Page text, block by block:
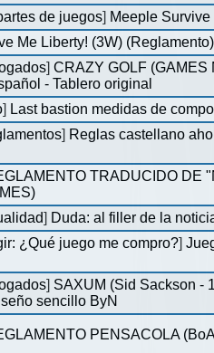
de juegos] Meeple
Me Liberty! (3W) (Reglamento)
]CRAZY GOLF (GAMES
- Tablero original
] Last bastion medidas de
] Reglas castellano
TRADUCIDO DE
] Duda: al filler de la
¿Qué juego me compro?]
] SAXUM (Sid Sackson -
sencillo ByN
PENSACOLA